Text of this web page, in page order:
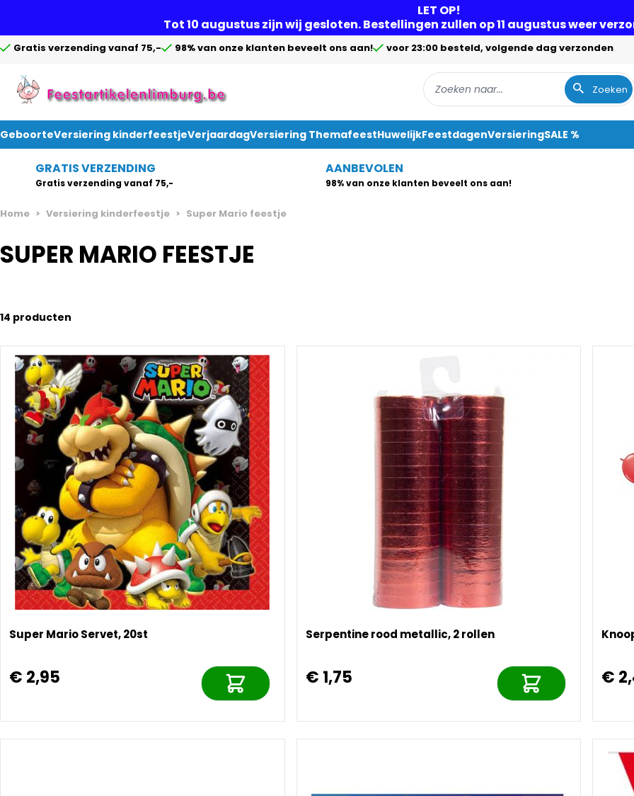
LET OP!
Tot 10 augustus zijn wij gesloten. Bestellingen zullen op 11 augustus weer
Gratis verzending vanaf 75,- 98% van onze klanten beveelt ons aan! voor 23:00 besteld, volgende dag verzonden
Zoeken
GeboorteVersiering kinderfeestjeVerjaardagVersiering ThemafeestHuwelijkFeestdagenVersieringSALE %
GRATIS VERZENDING
Gratis verzending vanaf 75,-
AANBEVOLEN
98% van onze klanten beveelt ons aan!
Home > Versiering kinderfeestje > Super Mario feestje
SUPER MARIO FEESTJE
14 producten
Super Mario Servet, 20st
€ 2,95
Serpentine rood metallic, 2 rollen
€ 1,75 €